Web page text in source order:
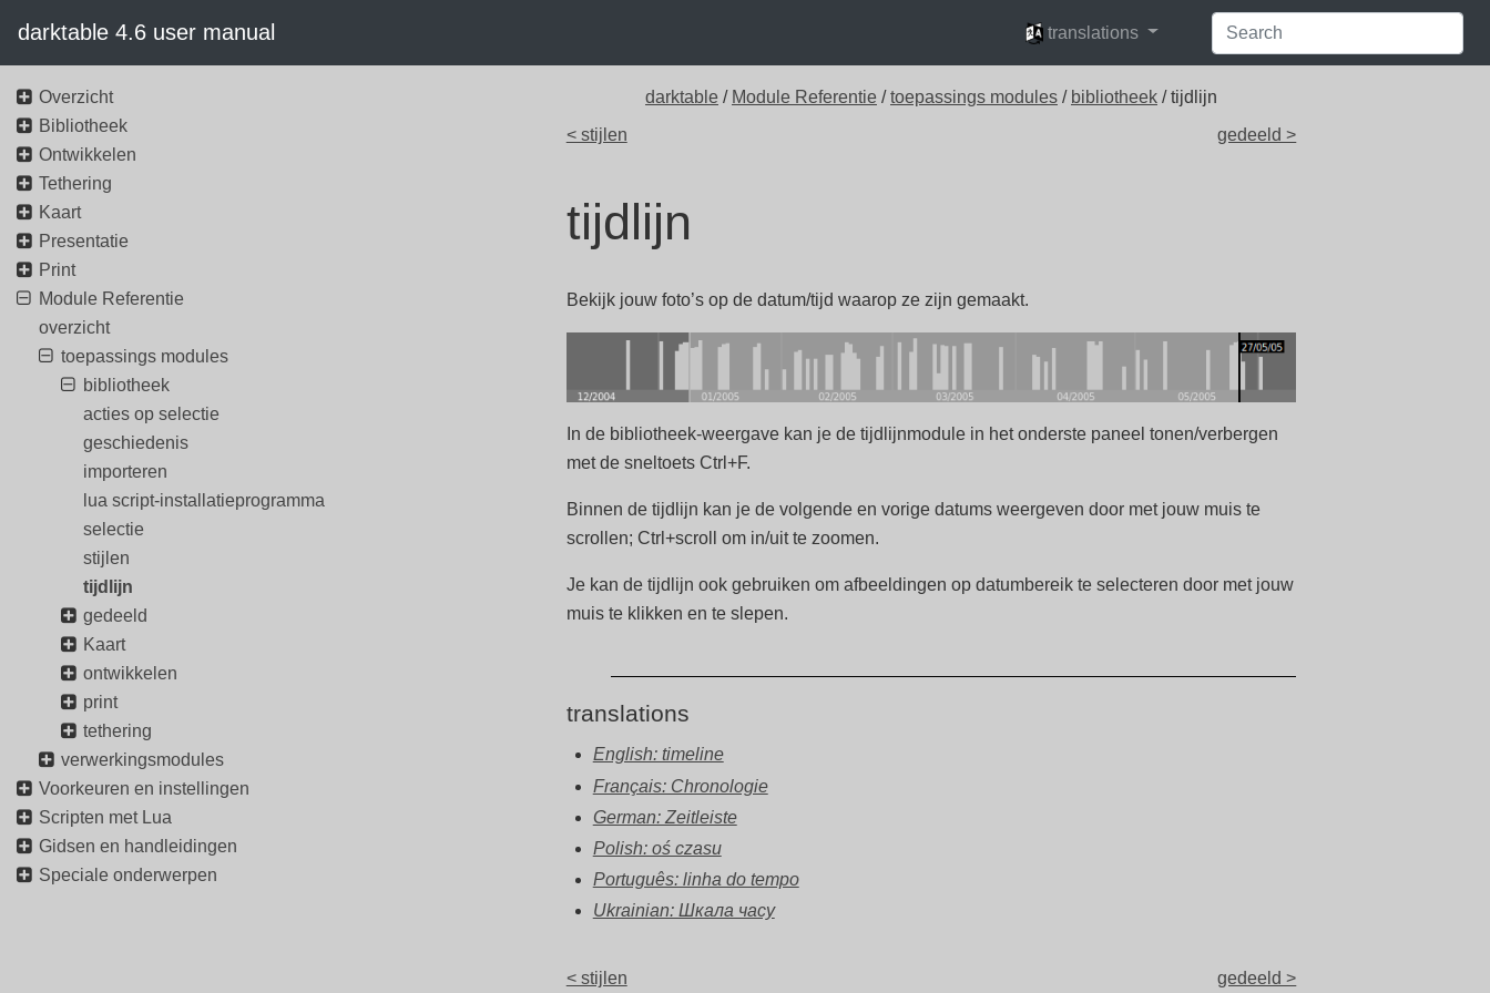
darktable 4.6 user manual languages
translations
darktable / Module Referentie /toepassings modules / bibliotheek / tijdlijn
< stijlen
gedeeld >
tijdlijn
Bekijk jouw foto’s op de datum/tijd waarop ze zijn gemaakt.
In de bibliotheek-weergave kan je de tijdlijnmodule in het onderste paneel tonen/verbergen
met de sneltoets Ctrl+F.
Binnen de tijdlijn kan je de volgende en vorige datums weergeven door met jouw muis te
scrollen; Ctrl+scroll om in/uit te zoomen.
Je kan de tijdlijn ook gebruiken om afbeeldingen op datumbereik te selecteren door met jouw
muis te klikken en te slepen.
translations
English: timeline
Français: Chronologie
German: Zeitleiste
Polish: oś czasu
Português: linha do tempo
Ukrainian: Шкала часу
< stijlen gedeeld >
Overzicht
Bibliotheek
Ontwikkelen
Tethering
Kaart
Presentatie
Print
Module Referentie
overzicht
toepassings modules
bibliotheek
acties op selectie
geschiedenis
importeren
lua script-installatieprogramma
selectie
stijlen
tijdlijn
gedeeld
Kaart
ontwikkelen
print
tethering
verwerkingsmodules
Voorkeuren en instellingen
Scripten met Lua
Gidsen en handleidingen
Speciale onderwerpen